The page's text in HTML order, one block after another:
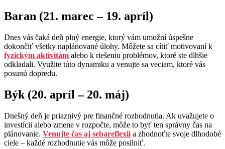
Baran (21. marec – 19. apríl)
Dnes vás čaká deň plný energie, ktorý vám umožní úspešne
dokončiť všetky naplánované úlohy. Môžete sa cítiť motivovaní k
fyzickým aktivitám alebo k riešeniu problémov, ktoré ste dlhšie
odkladali. Využite túto dynamiku a venujte sa veciam, ktoré vás
posunú dopredu.
Býk (20. apríl – 20. máj)
Dnešný deň je priaznivý pre finančné rozhodnutia. Ak uvažujete o
investícii alebo zmene v rozpočte, môže to byť ten správny čas na
plánovanie. Venujte čas aj sebareflexii a zhodnoťte svoje dlhodobé
ciele – každé rozhodnutie vás môže posilniť.